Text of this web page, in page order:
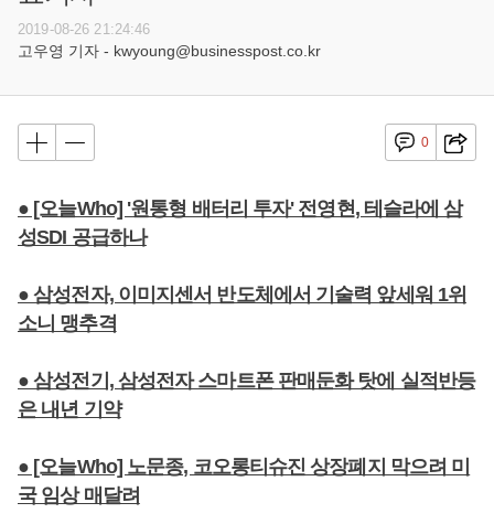
2019-08-26 21:24:46
고우영 기자 - kwyoung@businesspost.co.kr
0
● [오늘Who] '원통형 배터리 투자' 전영현, 테슬라에 삼
성SDI 공급하나
● 삼성전자, 이미지센서 반도체에서 기술력 앞세워 1위
소니 맹추격
● 삼성전기, 삼성전자 스마트폰 판매둔화 탓에 실적반등
은 내년 기약
● [오늘Who] 노문종, 코오롱티슈진 상장폐지 막으려 미
국 임상 매달려